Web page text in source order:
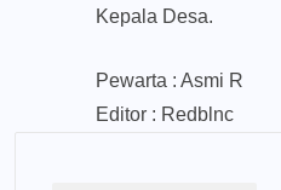
Kepala Desa.
Pewarta : Asmi R
Editor : Redblnc